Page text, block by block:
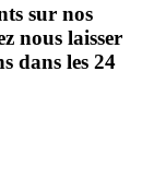
sur nos
nous laisser
dans les 24